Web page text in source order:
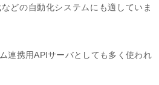
どの自動化システムにも適していま
連携用APIサーバとしても多く使われ